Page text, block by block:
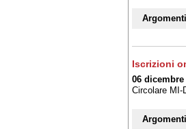
Iscrizioni
06 dicembre
Circolare MI-